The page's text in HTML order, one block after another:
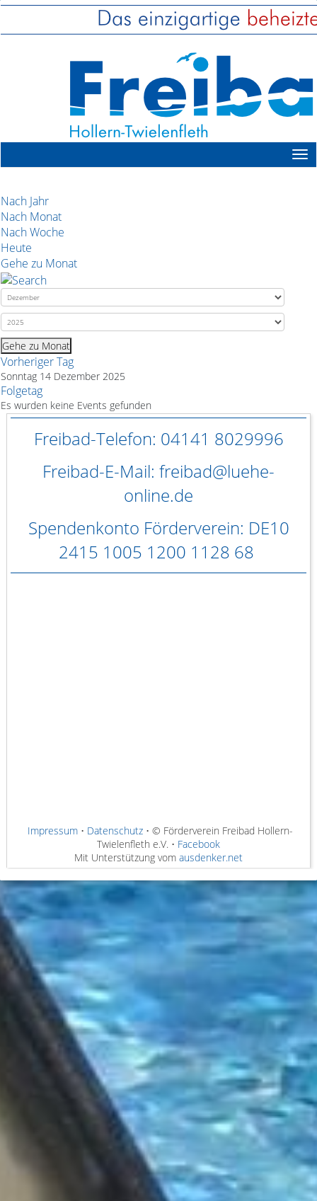
Nach Jahr
Nach Monat
Nach Woche
Heute
Gehe zu Monat
Gehe zu Monat
Vorheriger Tag
Sonntag 14 Dezember 2025
Folgetag
Es wurden keine Events gefunden
Freibad-Telefon: 04141 8029996
Freibad-E-Mail: freibad@luehe-
online.de
Spendenkonto Förderverein: DE10
2415 1005 1200 1128 68
Impressum• Datenschutz• © Förderverein Freibad Hollern-
Twielenfleth e.V. • Facebook
Mit Unterstützung vom ausdenker.net